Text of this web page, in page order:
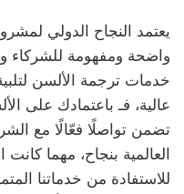
يعتمد النجاح الدولي
واضحة ومفهومة للشركاء
خدمات ترجمة الألسن
عالية، فـ باعتمادك على
تضمن تواصلًا فعّالًا مع
العالمية بنجاح، مهما
للاستفادة من خدماتنا